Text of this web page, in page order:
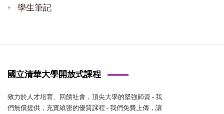
學生筆記
國立清華大學開放式課程
致力於人才培育、回饋社會，頂尖大學的堅強師資 - 我
們無償提供，充實縝密的優質課程 - 我們免費上傳，讓